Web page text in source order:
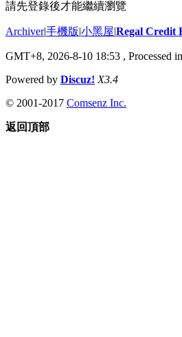
請先登錄後才能繼續瀏覽
Archiver|手機版|小黑屋|Regal Credit
GMT+8, 2026-8-10 18:53 , Processed
Powered by Discuz! X3.4
© 2001-2017 Comsenz Inc.
返回頂部